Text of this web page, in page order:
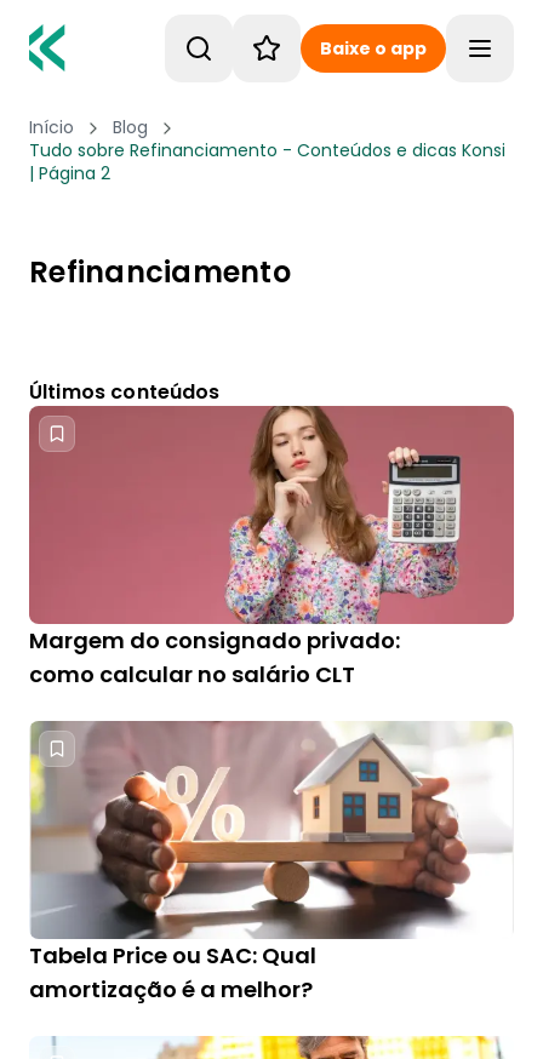
Baixe o app
Início
Blog
Tudo sobre Refinanciamento - Conteúdos e dicas Konsi
| Página 2
Refinanciamento
Últimos conteúdos
Margem do consignado privado:
como calcular no salário CLT
Tabela Price ou SAC: Qual
amortização é a melhor?